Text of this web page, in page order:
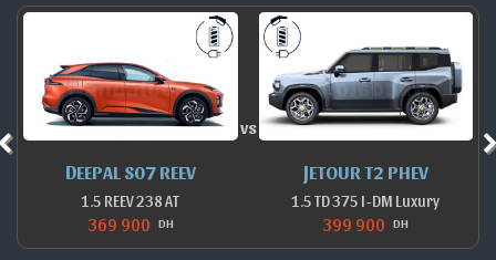
DEEPAL S07 REEV
1.5 REEV 238 AT
369 900 DH
vs
JETOUR T2 PHEV
1.5 TD 375 I-DM Luxury
399 900 DH